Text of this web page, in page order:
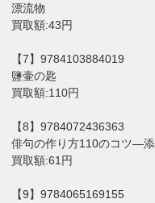
漂流物
買取額:43円
【7】9784103884019
鹽壷の匙
買取額:110円
【8】9784072436363
俳句の作り方110のコツ―
買取額:61円
【9】9784065169155